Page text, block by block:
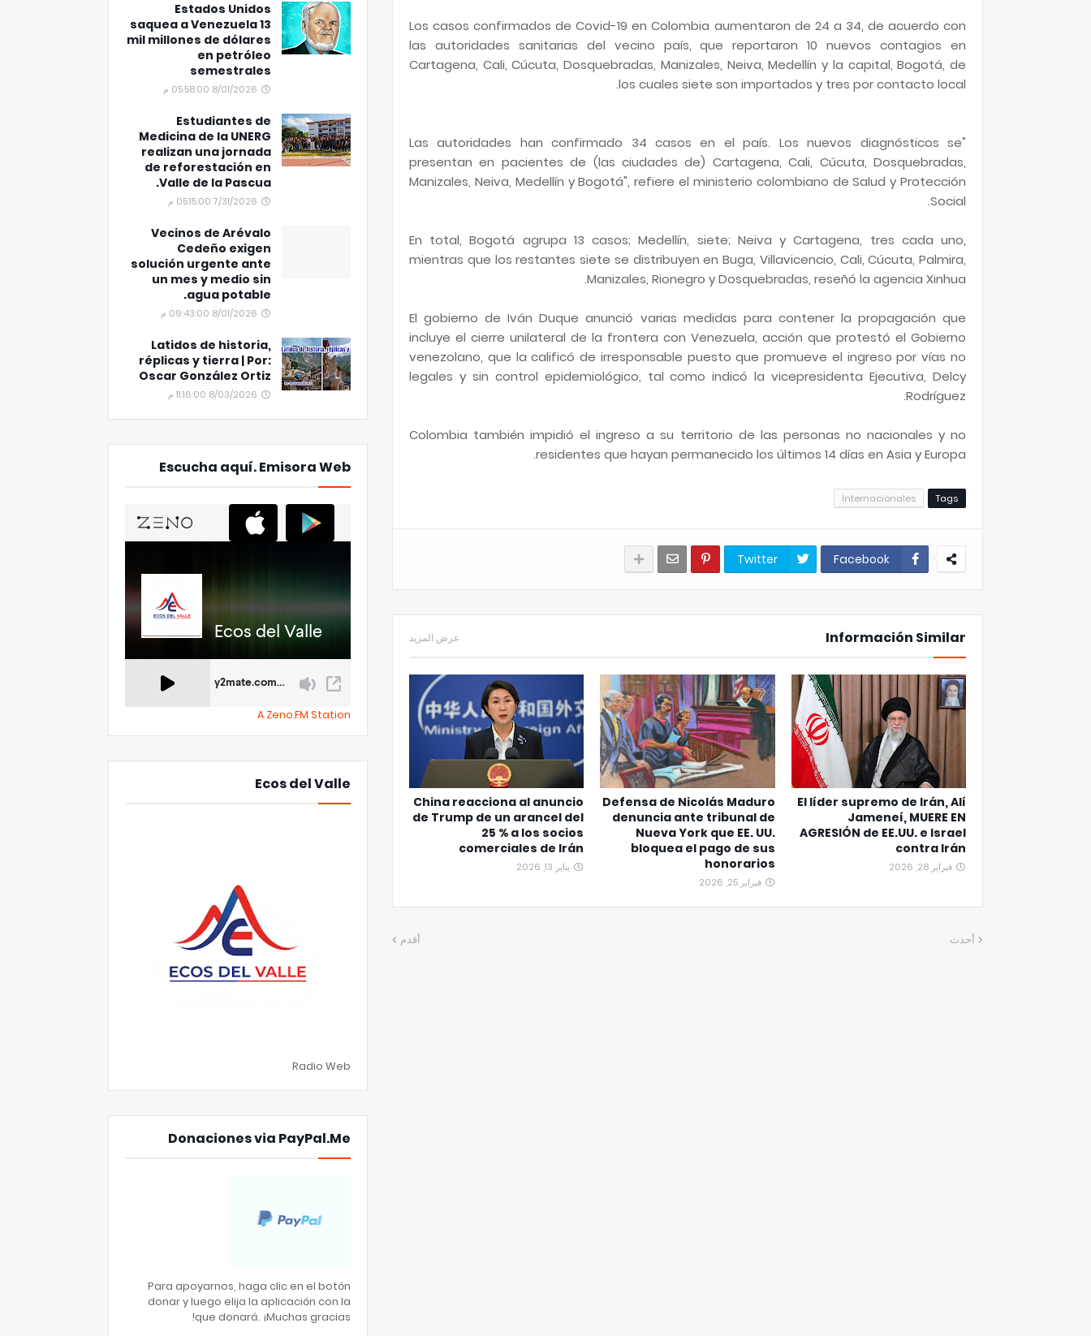
Los casos confirmados de Covid-19 en Colombia aumentaron de 24 a 34, de acuerdo con
las autoridades sanitarias del vecino país, que reportaron 10 nuevos contagios en
Cartagena, Cali, Cúcuta, Dosquebradas, Manizales, Neiva, Medellín y la capital, Bogotá, de
los cuales siete son importados y tres por contacto local.
"Las autoridades han confirmado 34 casos en el país. Los nuevos diagnósticos se
presentan en pacientes de (las ciudades de) Cartagena, Cali, Cúcuta, Dosquebradas,
Manizales, Neiva, Medellín y Bogotá", refiere el ministerio colombiano de Salud y Protección
Social.
En total, Bogotá agrupa 13 casos; Medellín, siete; Neiva y Cartagena, tres cada uno,
mientras que los restantes siete se distribuyen en Buga, Villavicencio, Cali, Cúcuta, Palmira,
Manizales, Rionegro y Dosquebradas, reseñó la agencia Xinhua.
El gobierno de Iván Duque anunció varias medidas para contener la propagación que
incluye el cierre unilateral de la frontera con Venezuela, acción que protestó el Gobierno
venezolano, que la calificó de irresponsable puesto que promueve el ingreso por vías no
legales y sin control epidemiológico, tal como indicó la vicepresidenta Ejecutiva, Delcy
Rodríguez.
Colombia también impidió el ingreso a su territorio de las personas no nacionales y no
residentes que hayan permanecido los últimos 14 días en Asia y Europa.
Tags
Internacionales
Facebook
Twitter
Información Similar عرض المزيد
El líder supremo de Irán, Alí
Jameneí, MUERE EN
AGRESIÓN de EE.UU. e Israel
contra Irán
فبراير 28, 2026
Defensa de Nicolás Maduro
denuncia ante tribunal de
Nueva York que EE. UU.
bloquea el pago de sus
honorarios
فبراير 25, 2026
China reacciona al anuncio
de Trump de un arancel del
25 % a los socios
comerciales de Irán
يناير 13, 2026
أحدث أقدم
Estados Unidos
saquea a Venezuela 13
mil millones de dólares
en petróleo
semestrales
8/01/2026 05:58:00 م
Estudiantes de
Medicina de la UNERG
realizan una jornada
de reforestación en
Valle de la Pascua.
7/31/2026 05:15:00 م
Vecinos de Arévalo
Cedeño exigen
solución urgente ante
un mes y medio sin
agua potable.
8/01/2026 09:43:00 م
Latidos de historia,
réplicas y tierra | Por:
Oscar González Ortiz
8/03/2026 11:16:00 م
Escucha aquí. Emisora Web
A Zeno.FM Station
Ecos del Valle
Radio Web
Donaciones via PayPal.Me
Para apoyarnos, haga clic en el botón
donar y luego elija la aplicación con la
que donará. ¡Muchas gracias!